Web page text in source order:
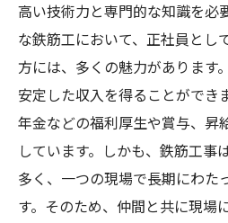
高い技術力と専門的な知識を必
な鉄筋工において、正社員とし
方には、多くの魅力があります
安定した収入を得ることができ
年金などの福利厚生や賞与、昇
しています。しかも、鉄筋工事
多く、一つの現場で長期にわた
す。そのため、仲間と共に現場